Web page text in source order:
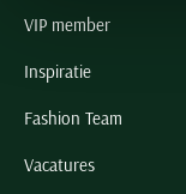
VIP member
Inspiratie
Fashion Team
Vacatures